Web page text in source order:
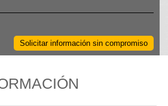
Solicitar información sin compromiso